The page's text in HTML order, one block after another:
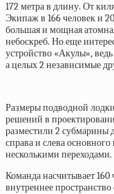
172 метра в длину. От
Экипаж в 166 человек и
большая и мощная
небоскреб. Но еще
устройство «Акулы»,
а целых 2 независимые
Размеры подводной
решений в
разместили 2 субмарины
справа и слева
несколькими переходами.
Команда насчитывает 160
внутреннее